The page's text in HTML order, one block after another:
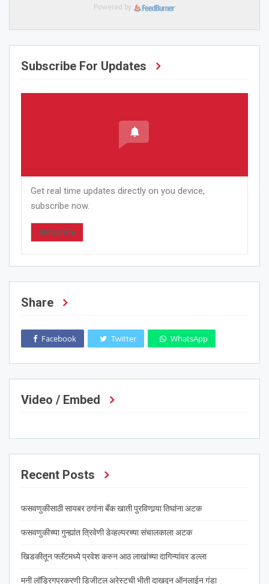
Powered by
Subscribe For Updates
Get real time updates directly on you device,
subscribe now.
Subscribe
Share
Facebook Twitter WhatsApp
Video / Embed
Recent Posts
फसवणुकीसाठी सायबर ठगांना बँक खाती पुरविणार्‍या तिघांना अटक
फसवणुकीच्या गुन्ह्यांत त्रिवेणी डेव्हल्परच्या संचालकाला अटक
खिडकीतून फ्लॅटमध्ये प्रवेश करुन आठ लाखांच्या दागिन्यांवर डल्ला
मनी लॉड्रिगप्रकरणी डिजीटल अरेस्टची भीती दाखवून ऑनलाईन गंडा